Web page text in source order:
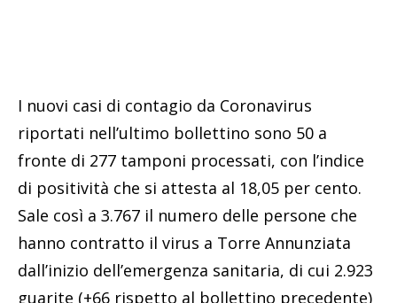
I nuovi casi di contagio da Coronavirus
riportati nell’ultimo bollettino sono 50 a
fronte di 277 tamponi processati, con l’indice
di positività che si attesta al 18,05 per cento.
Sale così a 3.767 il numero delle persone che
hanno contratto il virus a Torre Annunziata
dall’inizio dell’emergenza sanitaria, di cui 2.923
guarite (+66 rispetto al bollettino precedente)